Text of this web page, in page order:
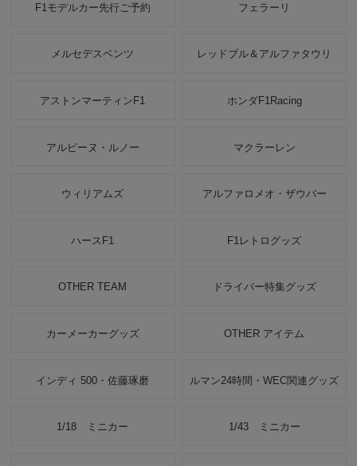
F1モデルカー先行ご予約 フェラーリ
メルセデスベンツ レッドブル＆アルファタウリ
アストンマーティンF1 ホンダF1Racing
アルピーヌ・ルノー マクラーレン
ウィリアムズ アルファロメオ・ザウバー
ハースF1 F1レトログッズ
OTHER TEAM ドライバー特集グッズ
カーメーカーグッズ OTHER アイテム
インディ 500・佐藤琢磨 ルマン24時間・WEC関連グッズ
1/18 ミニカー 1/43 ミニカー